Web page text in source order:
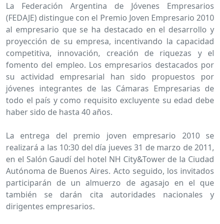
La Federación Argentina de Jóvenes Empresarios
(FEDAJE) distingue con el Premio Joven Empresario 2010
al empresario que se ha destacado en el desarrollo y
proyección de su empresa, incentivando la capacidad
competitiva, innovación, creación de riquezas y el
fomento del empleo. Los empresarios destacados por
su actividad empresarial han sido propuestos por
jóvenes integrantes de las Cámaras Empresarias de
todo el país y como requisito excluyente su edad debe
haber sido de hasta 40 años.
La entrega del premio joven empresario 2010 se
realizará a las 10:30 del día jueves 31 de marzo de 2011,
en el Salón Gaudí del hotel NH City&Tower de la Ciudad
Autónoma de Buenos Aires. Acto seguido, los invitados
participarán de un almuerzo de agasajo en el que
también se darán cita autoridades nacionales y
dirigentes empresarios.